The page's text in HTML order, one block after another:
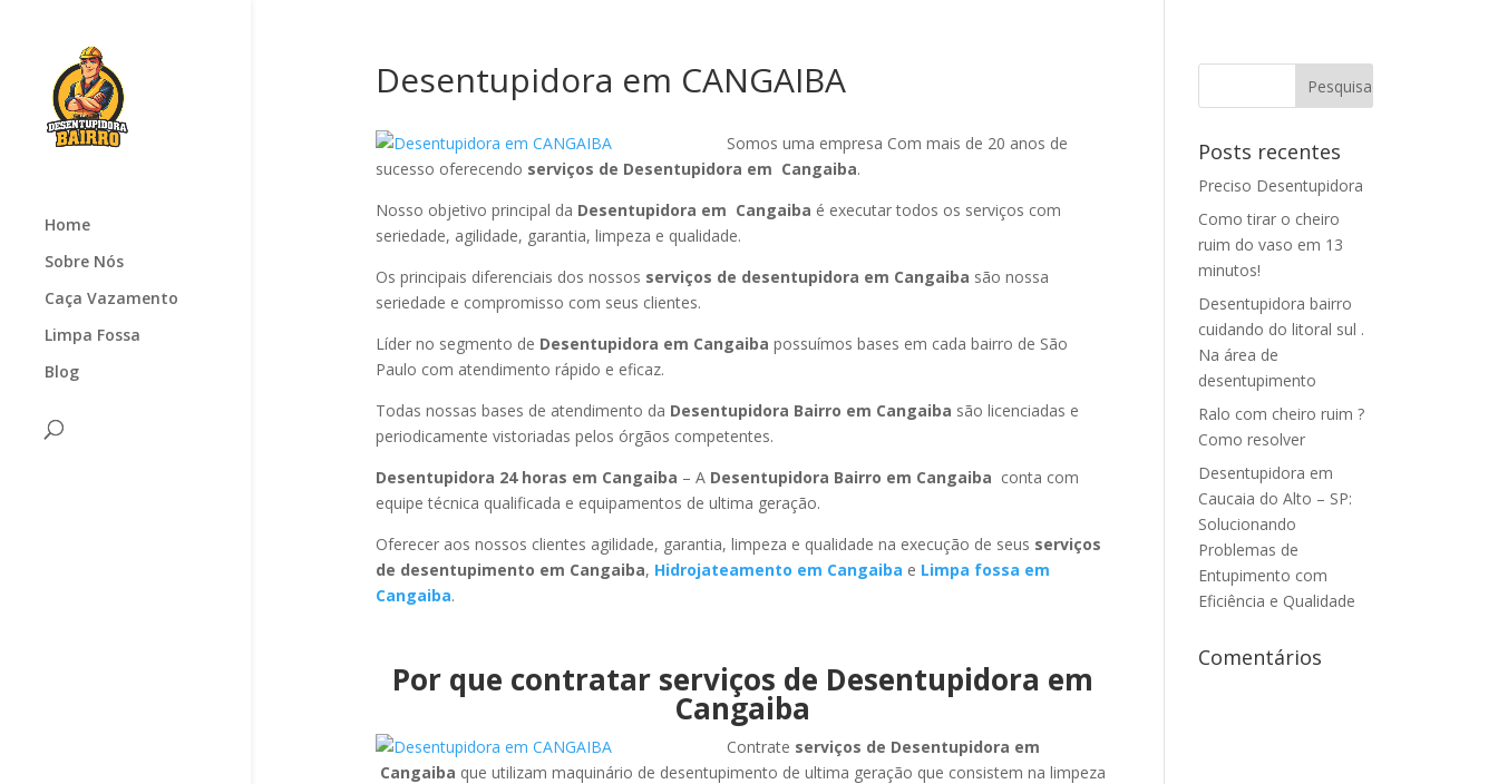
Home
Sobre Nós
Caça Vazamento
Limpa Fossa
Blog
Desentupidora em CANGAIBA
Somos uma empresa Com mais de 20 anos de
sucesso oferecendo serviços de Desentupidora em Cangaiba.
Nosso objetivo principal da Desentupidora em Cangaiba é executar todos os serviços com
seriedade, agilidade, garantia, limpeza e qualidade.
Os principais diferenciais dos nossos serviços de desentupidora em Cangaiba são nossa
seriedade e compromisso com seus clientes.
Líder no segmento de Desentupidora em Cangaiba possuímos bases em cada bairro de São
Paulo com atendimento rápido e eficaz.
Todas nossas bases de atendimento da Desentupidora Bairro em Cangaiba são licenciadas e
periodicamente vistoriadas pelos órgãos competentes.
Desentupidora 24 horas em Cangaiba – A Desentupidora Bairro em Cangaiba conta com
equipe técnica qualificada e equipamentos de ultima geração.
Oferecer aos nossos clientes agilidade, garantia, limpeza e qualidade na execução de seus serviços
de desentupimento em Cangaiba, Hidrojateamento em Cangaiba e Limpa fossa em
Cangaiba.
Por que contratar serviços de Desentupidora em
Cangaiba
Contrate serviços de Desentupidora em
Cangaiba que utilizam maquinário de desentupimento de ultima geração que consistem na limpeza
Posts recentes
Preciso Desentupidora
Como tirar o cheiro
ruim do vaso em 13
minutos!
Desentupidora bairro
cuidando do litoral sul .
Na área de
desentupimento
Ralo com cheiro ruim ?
Como resolver
Desentupidora em
Caucaia do Alto – SP:
Solucionando
Problemas de
Entupimento com
Eficiência e Qualidade
Comentários